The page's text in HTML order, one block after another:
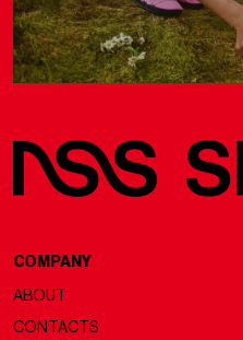
COMPANY
ABOUT
CONTACTS